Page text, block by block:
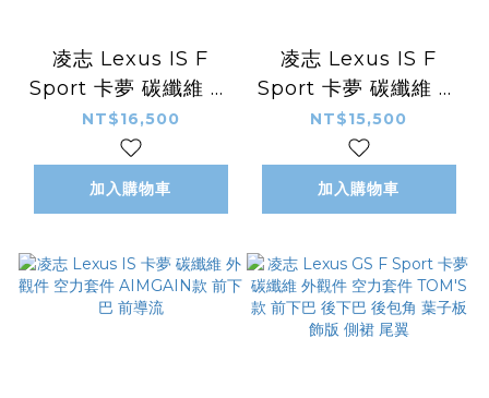
凌志 Lexus IS F
Sport 卡夢 碳纖維 外
觀件 空力套件
Seibon款 側裙 側定
風翼
NT$16,500
加入購物車
凌志 Lexus IS F
Sport 卡夢 碳纖維 外
觀件 空力套件
Seibon款 後下巴 後
導流
NT$15,500
加入購物車